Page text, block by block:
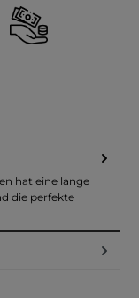
hat eine lange
die perfekte